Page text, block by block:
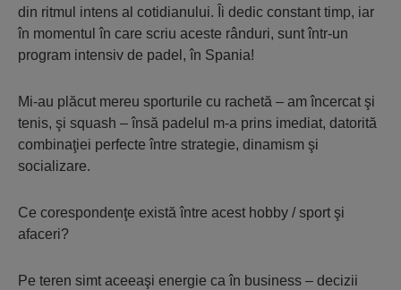
din ritmul intens al cotidianului. Îi dedic constant timp, iar
în momentul în care scriu aceste rânduri, sunt într-un
program intensiv de padel, în Spania!
Mi-au plăcut mereu sporturile cu rachetă – am încercat şi
tenis, şi squash – însă padelul m-a prins imediat, datorită
combinaţiei perfecte între strategie, dinamism şi
socializare.
Ce corespondenţe există între acest hobby / sport şi
afaceri?
Pe teren simt aceeaşi energie ca în business – decizii